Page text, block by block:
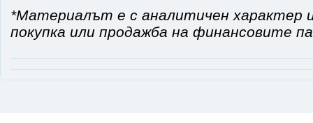
*Материалът е с аналитичен характер
покупка или продажба на финансовите